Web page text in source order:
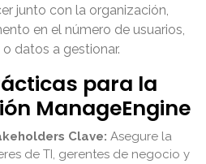
junto con la organización,
en el número de usuarios,
datos a gestionar.
para la
ManageEngine
Clave: Asegure la
de TI, gerentes de negocio y